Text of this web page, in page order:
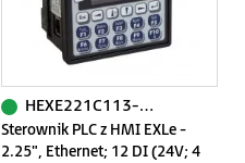
Sterownik PLC z HMI EXLe -
2.25", Ethernet; 12 DI (24V; 4
HEXE221C113-01